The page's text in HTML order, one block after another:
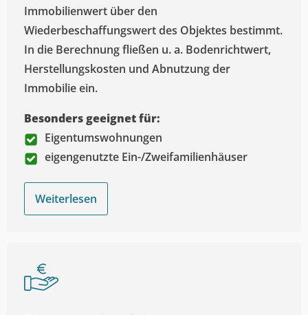
Immobilienwert über den
Wiederbeschaffungswert des Objektes bestimmt.
In die Berechnung fließen u. a. Bodenrichtwert,
Herstellungskosten und Abnutzung der
Immobilie ein.
Besonders geeignet für:
Eigentumswohnungen
eigengenutzte Ein-/Zweifamilienhäuser
Weiterlesen